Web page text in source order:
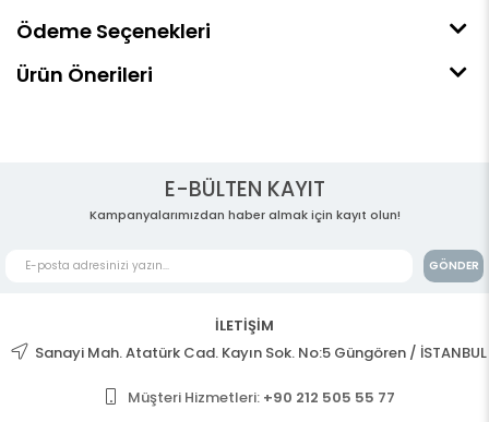
Ödeme Seçenekleri
Ürün Önerileri
E-BÜLTEN KAYIT
Kampanyalarımızdan haber almak için kayıt olun!
GÖNDER
İLETİŞİM
Sanayi Mah. Atatürk Cad. Kayın Sok. No:5 Güngören / İSTANBUL
Müşteri Hizmetleri: +90 212 505 55 77